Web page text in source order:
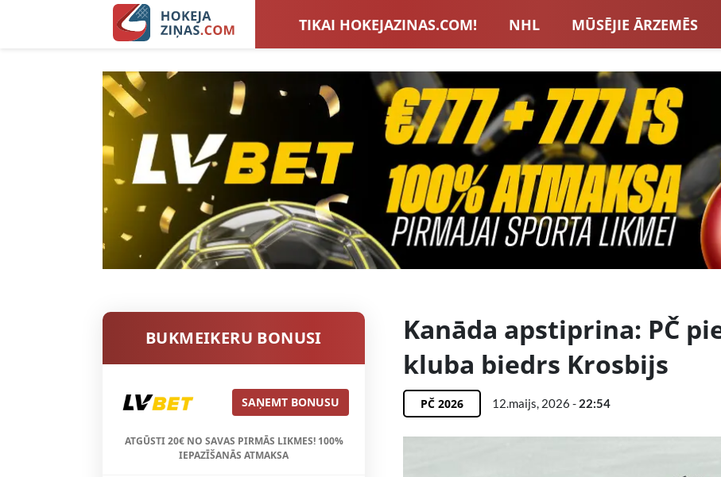
TIKAI HOKEJAZINAS.COM! NHL MŪSĒJIE ĀRZEMĒS
LATVIJAS IZLASE EIROPA LVBET BONUSI
SIEVIEŠU HOKEJS BLOGI INTERVIJAS
TOTALIZATORU BONUSI VISAS ZIŅAS
BUKMEIKERU BONUSI
SAŅEMT BONUSU
ATGŪSTI 20€ NO SAVAS PIRMĀS LIKMES! 100%
IEPAZĪŠANĀS ATMAKSA
Kanāda apstiprina: PČ
kluba biedrs Krosbijs
PČ 2026 12.maijs, 2026 - 22:54